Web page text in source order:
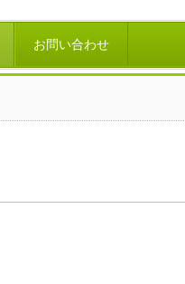
お問い合わせ